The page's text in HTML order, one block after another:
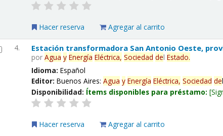
Hacer reserva Agregar al carrito
4. Estación transformadora San Antonio Oeste,
porAgua y Energía Eléctrica, Sociedad delEstado.
Idioma:Español
Editor:Buenos Aires:Agua y Energía Eléctrica, Sociedad de
Disponibilidad: Ítems disponibles para préstamo:
Hacer reserva Agregar al carrito